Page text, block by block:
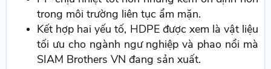
trong môi trường liên tục ẩm mặn.
Kết hợp hai yếu tố, HDPE được xem là vật liệu
tối ưu cho ngành ngư nghiệp và phao nổi mà
SIAM Brothers VN đang sản xuất.